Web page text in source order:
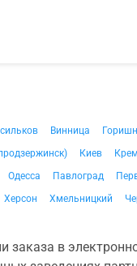
Винница
Киев
Одесса Павлоград
Херсон Хмельницкий
в